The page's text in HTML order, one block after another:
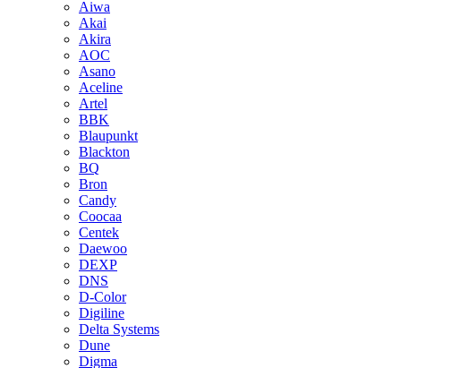
Aiwa
Akai
Akira
AOC
Asano
Aceline
Artel
BBK
Blaupunkt
Blackton
BQ
Bron
Candy
Coocaa
Centek
Daewoo
DEXP
DNS
D-Color
Digiline
Delta Systems
Dune
Digma